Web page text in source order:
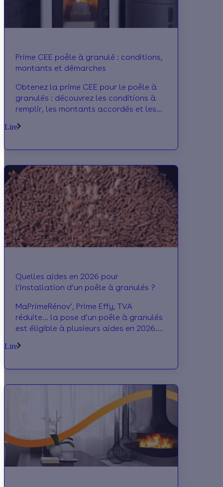
Prime CEE poêle à granulé : conditions,
montants et démarches
Obtenez la prime CEE pour le poêle à
granulés : découvrez les conditions à
remplir, les montants accordés et les
Lire
Quelles aides en 2026 pour
l’installation d’un poêle à granulés ?
MaPrimeRénov’, Prime Effy, TVA
réduite… la pose d’un poêle à granulés
est éligible à plusieurs aides en 2026.
Lire